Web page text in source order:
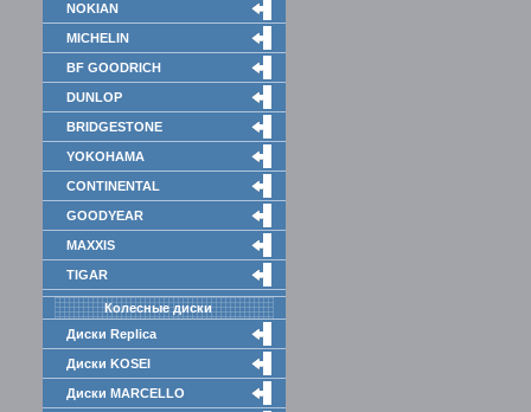
NOKIAN
MICHELIN
BF GOODRICH
DUNLOP
BRIDGESTONE
YOKOHAMA
CONTINENTAL
GOODYEAR
MAXXIS
TIGAR
Колесные диски
Диски Replica
Диски KOSEI
Диски MARCELLO